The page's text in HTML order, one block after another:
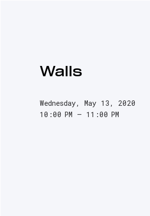
Walls
Wednesday, May 13, 2020
10:00 PM
11:00 PM